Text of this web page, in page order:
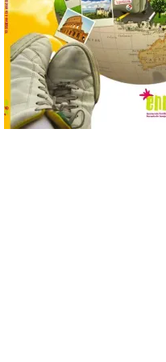
pasajeros y los 1.000
Este mes de agosto
frecuencias semanales y,
Iberia Club
posibilidades de
utilizar Avios con